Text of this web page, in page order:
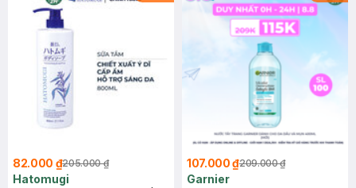
82.000 ₫205.000 ₫
Hatomugi
107.000 ₫209.000 ₫
Garnier